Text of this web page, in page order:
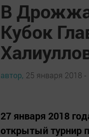
В
Кубок
автор, 25 января 2018 -
27 января 2018
открытый турнир